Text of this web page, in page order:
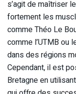
s’agit de maîtriser
fortement les
comme Théo Le
comme l’UTMB ou
dans des régions
Cependant, il est
Bretagne en